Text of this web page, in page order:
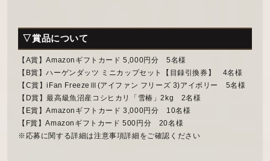
▽賞品について
【A賞】Amazonギフトカード 5,000円分 5名様
【B賞】ハーゲンダッツ ミニカップセット【目録引換券】 4名様
【C賞】iFan FreezeⅢ(アイファン フリーズ 3)アイボリー 5名様
【D賞】最高級魚沼産コシヒカリ「雪椿」2kg 2名様
【E賞】Amazonギフトカード 3,000円分 10名様
【F賞】Amazonギフトカード 500円分 20名様
※応募に関する詳細は注意事項詳細をご確認ください